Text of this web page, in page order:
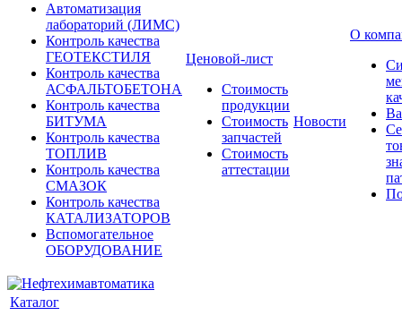
Автоматизация
лабораторий (ЛИМС)
Контроль качества
ГЕОТЕКСТИЛЯ
Контроль качества
АСФАЛЬТОБЕТОНА
Контроль качества
БИТУМА
Контроль качества
ТОПЛИВ
Контроль качества
СМАЗОК
Контроль качества
КАТАЛИЗАТОРОВ
Вспомогательное
ОБОРУДОВАНИЕ
Ценовой-лист
Стоимость
продукции
Стоимость
запчастей
Стоимость
аттестации
Новости
О
Каталог